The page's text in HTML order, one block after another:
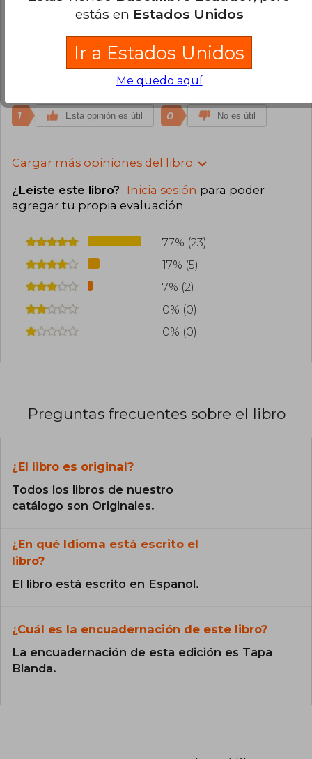
Yilian Che Piu
Compra Verificada
Simplemente perfecto. Recomendadísimo.
1 Esta opinión es útil 0 No es útil
Cargar más opiniones del libro
¿Leíste este libro? Inicia sesión para poder
agregar tu propia evaluación.
77% (23)
17% (5)
7% (2)
0% (0)
0% (0)
Preguntas frecuentes sobre el libro
¿El libro es original?
Todos los libros de nuestro
catálogo son Originales.
¿En qué Idioma está escrito el
libro?
El libro está escrito en Español.
¿Cuál es la encuadernación de este libro?
La encuadernación de esta edición es Tapa
Blanda.
estás en Estados Unidos
Ir a Estados Unidos
Me quedo aquí